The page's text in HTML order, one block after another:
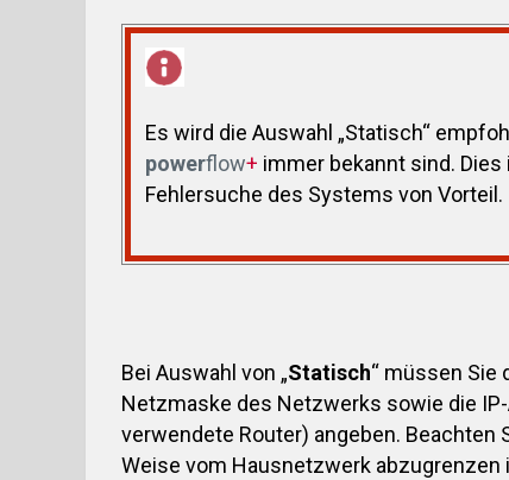
Es wird die Auswahl „Statisch“
powerflow+ immer bekannt sind.
Fehlersuche des Systems von Vorteil.
Bei Auswahl von „Statisch“ müssen Sie
Netzmaske des Netzwerks sowie die
verwendete Router) angeben. Beachten
Weise vom Hausnetzwerk abzugrenzen